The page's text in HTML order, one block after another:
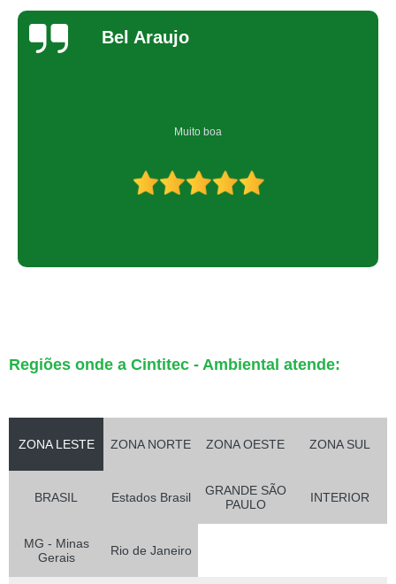
Bel Araujo
Muito boa
Regiões onde a Cintitec - Ambiental atende:
ZONA LESTE ZONA NORTE ZONA OESTE ZONA SUL
BRASIL Estados Brasil
GRANDE SÃO
PAULO
INTERIOR
MG - Minas
Gerais
Rio de Janeiro